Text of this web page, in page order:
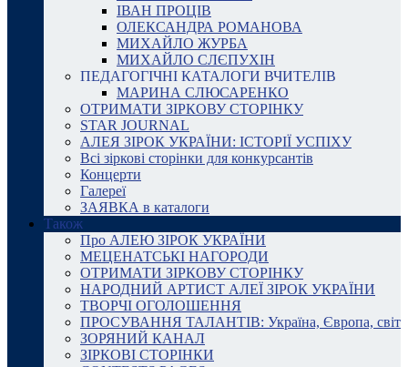
ІВАН ПРОЦІВ
ОЛЕКСАНДРА РОМАНОВА
МИХАЙЛО ЖУРБА
МИХАЙЛО СЛЄПУХІН
ПЕДАГОГІЧНІ КАТАЛОГИ ВЧИТЕЛІВ
МАРИНА СЛЮСАРЕНКО
ОТРИМАТИ ЗІРКОВУ СТОРІНКУ
STAR JOURNAL
АЛЕЯ ЗІРОК УКРАЇНИ: ІСТОРІЇ УСПІХУ
Всі зіркові сторінки для конкурсантів
Концерти
Галереї
ЗАЯВКА в каталоги
Також
Про АЛЕЮ ЗІРОК УКРАЇНИ
МЕЦЕНАТСЬКІ НАГОРОДИ
ОТРИМАТИ ЗІРКОВУ СТОРІНКУ
НАРОДНИЙ АРТИСТ АЛЕЇ ЗІРОК УКРАЇНИ
ТВОРЧІ ОГОЛОШЕННЯ
ПРОСУВАННЯ ТАЛАНТІВ: Україна, Європа, світ
ЗОРЯНИЙ КАНАЛ
ЗІРКОВІ СТОРІНКИ